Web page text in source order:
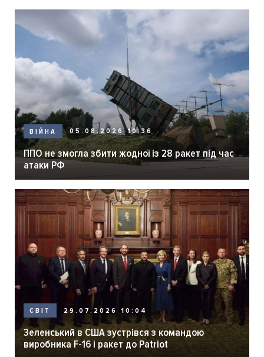
ВІЙНА 05.08.2026 10:36
ППО не змогла збити жодної із 28 ракет під час
атаки РФ
СВІТ 29.07.2026 10:04
Зеленський в США зустрівся з командою
виробника F-16 і ракет до Patriot